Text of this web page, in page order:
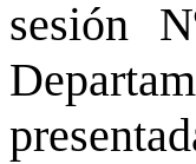
sesión